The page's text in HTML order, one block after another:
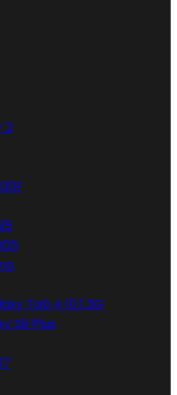
2
Tab 4 10.1 3G
S9 Plus